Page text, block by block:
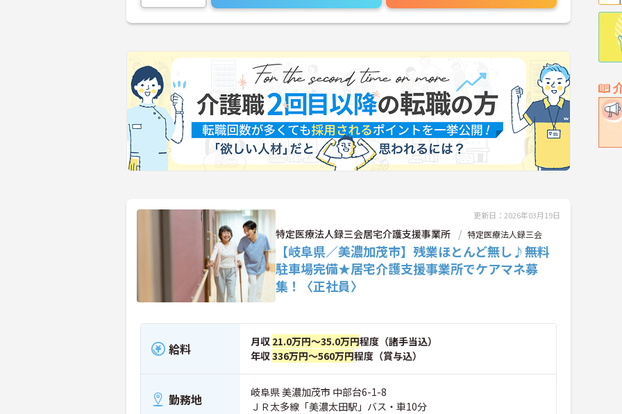
更新日：2026年03月19日
特定医療法人録三会居宅介護支援事業所 特定医療法人録三会
【岐阜県／美濃加茂市】残業ほとんど無し♪無料
駐車場完備★居宅介護支援事業所でケアマネ募
集！〈正社員〉
給料 月収 21.0万円～35.0万円程度（諸手当込）
年収336万円～560万円程度（賞与込）
勤務地
岐阜県 美濃加茂市 中部台6-1-8
ＪＲ太多線「美濃太田駅」バス・車10分